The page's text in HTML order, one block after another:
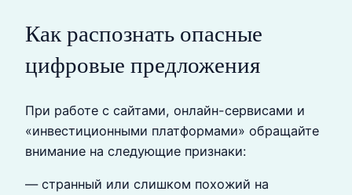
Как распознать опасные
цифровые предложения
При работе с сайтами, онлайн-сервисами и
«инвестиционными платформами» обращайте
внимание на следующие признаки:
— странный или слишком похожий на